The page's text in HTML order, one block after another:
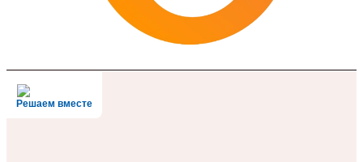
Решаем вместе